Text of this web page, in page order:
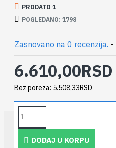
PRODATO 1
POGLEDANO: 1798
Zasnovano na 0 recenzija. -
6.610,00RSD
Bez poreza: 5.508,33RSD
DODAJ U KORPU
TAKOĐE PREPORUČUJEMO